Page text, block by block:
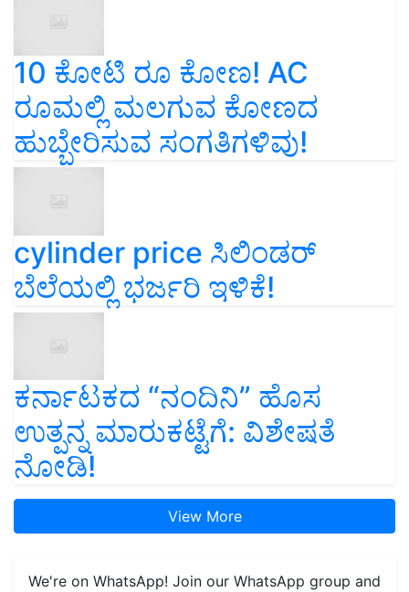
10 ಕೋಟಿ ರೂ ಕೋಣ! AC
ರೂಮಲ್ಲಿ ಮಲಗುವ ಕೋಣದ
ಹುಬ್ಬೇರಿಸುವ ಸಂಗತಿಗಳಿವು!
cylinder price ಸಿಲಿಂಡರ್‌
ಬೆಲೆಯಲ್ಲಿ ಭರ್ಜರಿ ಇಳಿಕೆ!
ಕರ್ನಾಟಕದ “ನಂದಿನಿ” ಹೊಸ
ಉತ್ಪನ್ನ ಮಾರುಕಟ್ಟೆಗೆ: ವಿಶೇಷತೆ
ನೋಡಿ!
View More
We're on WhatsApp! Join our WhatsApp group and